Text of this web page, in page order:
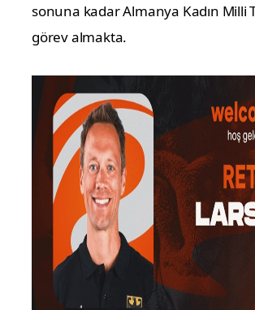
sonuna kadar Almanya Kadın Milli
görev almakta.